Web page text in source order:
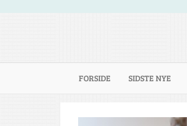
FORSIDE (CURRENT)
SIDSTE NYE